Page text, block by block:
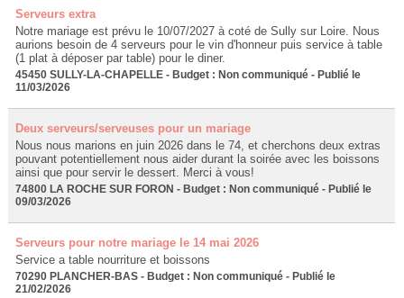
Serveurs extra
Notre mariage est prévu le 10/07/2027 à coté de Sully sur Loire. Nous
aurions besoin de 4 serveurs pour le vin d'honneur puis service à table
(1 plat à déposer par table) pour le diner.
45450 SULLY-LA-CHAPELLE - Budget : Non communiqué - Publié le
11/03/2026
Deux serveurs/serveuses pour un mariage
Nous nous marions en juin 2026 dans le 74, et cherchons deux extras
pouvant potentiellement nous aider durant la soirée avec les boissons
ainsi que pour servir le dessert. Merci à vous!
74800 LA ROCHE SUR FORON - Budget : Non communiqué - Publié le
09/03/2026
Serveurs pour notre mariage le 14 mai 2026
Service a table nourriture et boissons
70290 PLANCHER-BAS - Budget : Non communiqué - Publié le
21/02/2026